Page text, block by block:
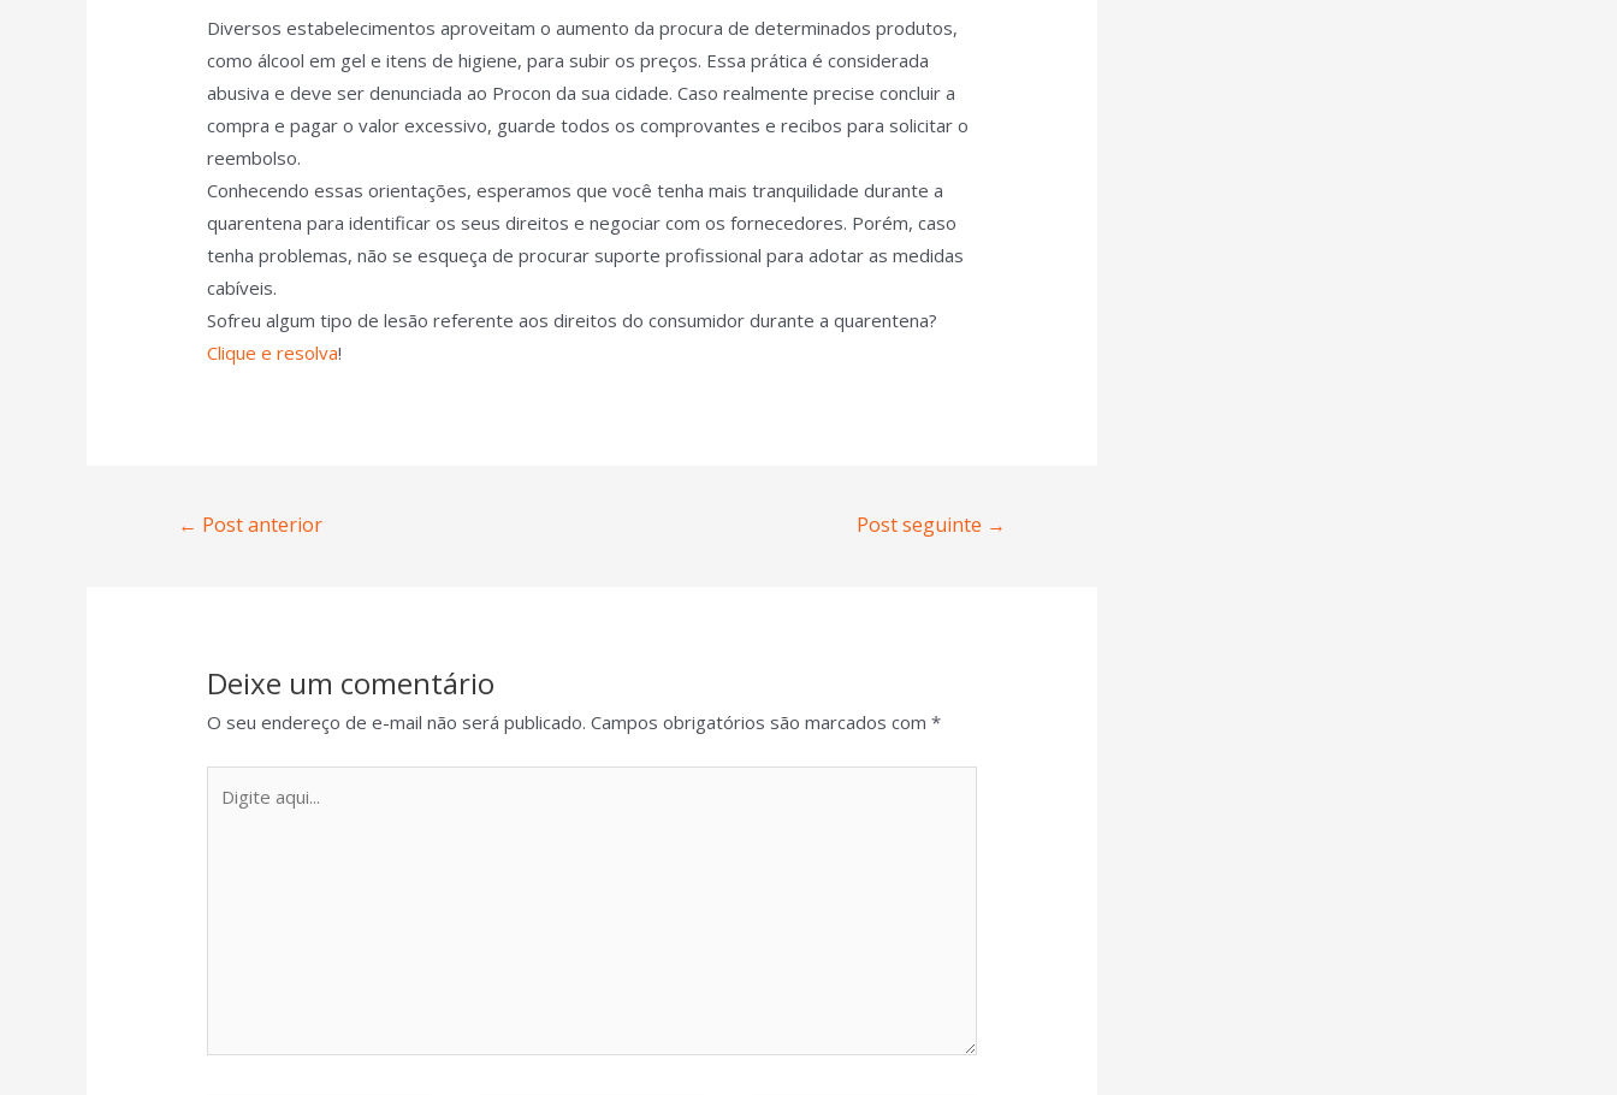
Diversos estabelecimentos aproveitam o aumento da procura de determinados produtos,
como álcool em gel e itens de higiene, para subir os preços. Essa prática é considerada
abusiva e deve ser denunciada ao Procon da sua cidade. Caso realmente precise concluir a
compra e pagar o valor excessivo, guarde todos os comprovantes e recibos para solicitar o
reembolso.
Conhecendo essas orientações, esperamos que você tenha mais tranquilidade durante a
quarentena para identificar os seus direitos e negociar com os fornecedores. Porém, caso
tenha problemas, não se esqueça de procurar suporte profissional para adotar as medidas
cabíveis.
Sofreu algum tipo de lesão referente aos direitos do consumidor durante a quarentena?
Clique e resolva!
← Post anterior Post seguinte →
Deixe um comentário
O seu endereço de e-mail não será publicado. Campos obrigatórios são marcados com*